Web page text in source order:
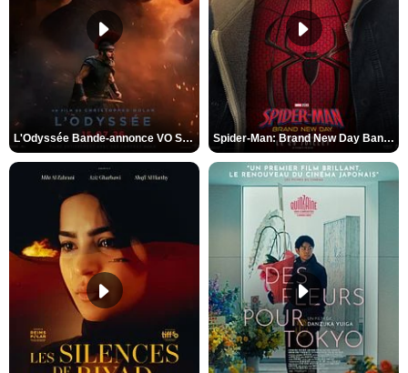
L'Odyssée Bande-annonce VO STFR Spider-Man: Brand New Day Bande-annonce VO STFR